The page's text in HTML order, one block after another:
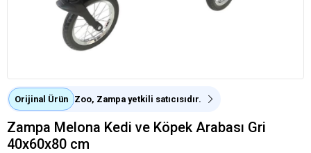
Orijinal Ürün Zoo, Zampa yetkili satıcısıdır.
Zampa Melona Kedi ve Köpek Arabası Gri
40x60x80 cm